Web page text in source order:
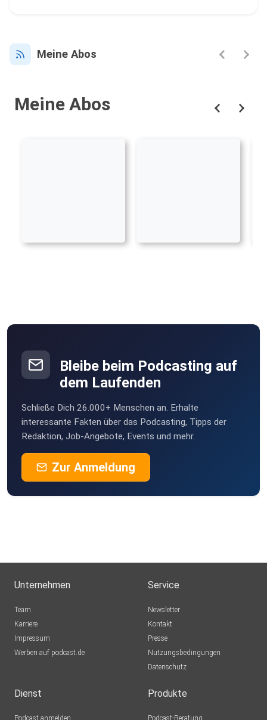
Meine Abos
Meine Abos
Bleibe beim Podcasting auf
dem Laufenden
Schließe Dich 26.000+ Menschen an. Erhalte
interessante Fakten über das Podcasting, Tipps der
Redaktion, Job-Angebote, Events und mehr.
Zur Anmeldung
Unternehmen
Team
Karriere
Impressum
Werben auf podcast.de
Service
Newsletter
Kontakt
Presse
Nutzungsbedingungen
Datenschutz
Dienst Produkte